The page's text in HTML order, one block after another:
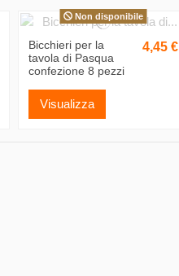
Non disponibile
Bicchieri per la
tavola di Pasqua
confezione 8 pezzi
4,45 €
Visualizza